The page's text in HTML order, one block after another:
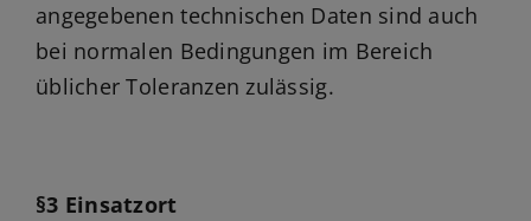
angegebenen technischen Daten sind auch
bei normalen Bedingungen im Bereich
üblicher Toleranzen zulässig.
§3 Einsatzort